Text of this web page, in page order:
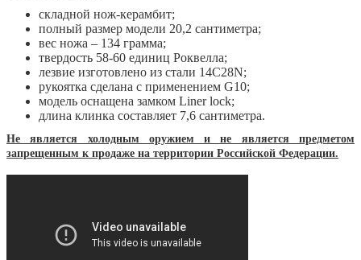
складной нож-керамбит;
полный размер модели 20,2 сантиметра;
вес ножа – 134 грамма;
твердость 58-60 единиц Роквелла;
лезвие изготовлено из стали 14C28N;
рукоятка сделана с применением G10;
модель оснащена замком Liner lock;
длина клинка составляет 7,6 сантиметра.
Не является холодным оружием и не является предметом
запрещенным к продаже на территории Российской Федерации.